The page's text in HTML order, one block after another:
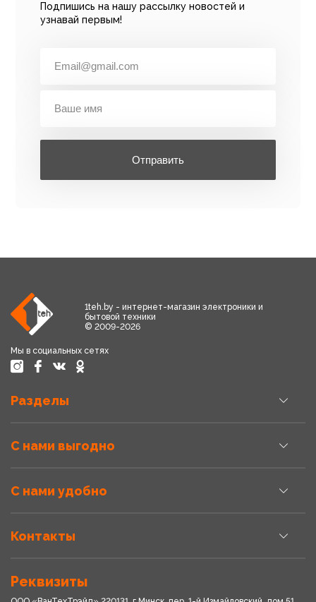
Подпишись на нашу рассылку новостей и
узнавай первым!
Отправить
1teh.by - интернет-магазин электроники и
бытовой техники
© 2009-2026
Мы в социальных сетях
Разделы
С нами выгодно
С нами удобно
Контакты
Реквизиты